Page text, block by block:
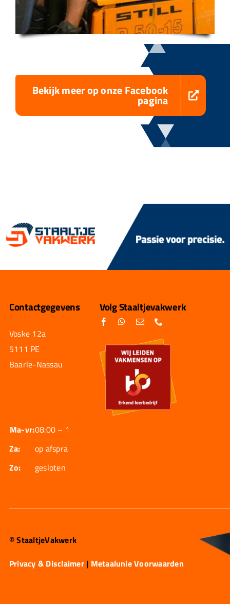
Bekijk meer op onze Facebook
pagina
Contactgegevens
Voske 12a
5111 PE
Baarle-Nassau
Ma-vr:08:00 – 17:30
Za:
op afspraak
Zo:
gesloten
Volg Staaltjevakwerk
© StaaltjeVakwerk
Privacy & Disclaimer| Metaalunie Voorwaarden